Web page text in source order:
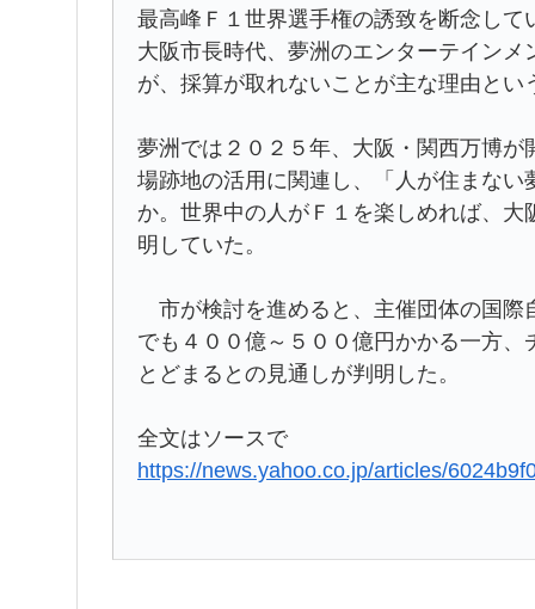
最高峰Ｆ１世界選手権の誘致を断念し
大阪市長時代、夢洲のエンターテイン
が、採算が取れないことが主な理由とい
夢洲では２０２５年、大阪・関西万博
場跡地の活用に関連し、「人が住まな
か。世界中の人がＦ１を楽しめれば、
明していた。
市が検討を進めると、主催団体の国際
でも４００億～５００億円かかる一方
とどまるとの見通しが判明した。
全文はソースで
https://news.yahoo.co.jp/articles/